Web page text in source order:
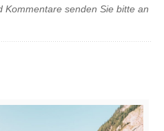
Kommentare senden Sie bitte an